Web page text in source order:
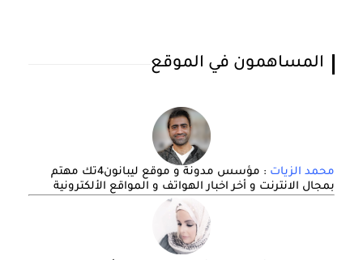
المساهمون في الموقع
محمد الزيات
: مؤسس مدونة و موقع ليبانون4تك مهتم
بمجال الانترنت و أخر اخبار الهواتف و المواقع الألكترونية